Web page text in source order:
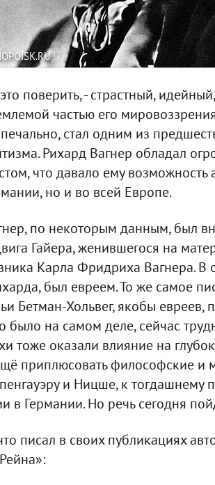
поверить, - страстный,
частью его
стал одним из
Рихард Вагнер обладал
что давало ему возможность
но и во всей Европе.
по некоторым данным, был
Гайера, женившегося на
Карла Фридриха Вагнера. В
был евреем. То же самое
Бетман-Хольвег, якобы евреев,
было на самом деле, сейчас
тоже оказали влияние на
приплюсовать философские и
и Ницше, к тогдашнему
в Германии. Но речь сегодня
писал в своих публикациях